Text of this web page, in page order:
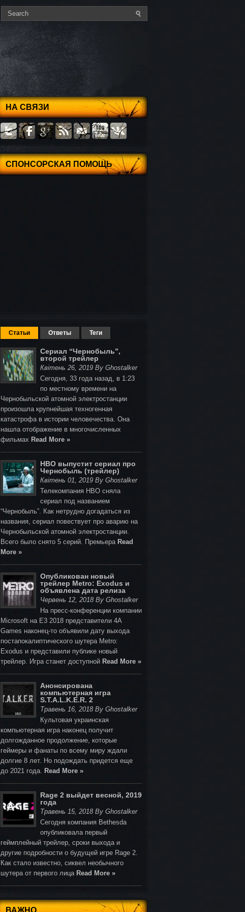
НА СВЯЗИ
СПОНСОРСКАЯ ПОМОЩЬ
Статьи Ответы Теги
Сериал “Чернобыль”,
второй трейлер
Квітень 26, 2019 By Ghostalker
Сегодня, 33 года назад, в 1:23
по местному времени на
Чернобыльской атомной электростанции
произошла крупнейшая техногенная
катастрофа в истории человечества. Она
нашла отображение в многочисленных
фильмах Read More »
HBO выпустит сериал про
Чернобыль (трейлер)
Квітень 01, 2019 By Ghostalker
Телекомпания HBO сняла
сериал под названием
“Чернобыль”. Как нетрудно догадаться из
названия, сериал повествует про аварию на
Чернобыльской атомной электростанции.
Всего было снято 5 серий. Премьера Read
More »
Опубликован новый
трейлер Metro: Exodus и
объявлена дата релиза
Червень 12, 2018 By Ghostalker
На пресс-конференции компании
Microsoft на E3 2018 представители 4A
Games наконец-то объявили дату выхода
постапокалиптического шутера Metro:
Exodus и представили публике новый
трейлер. Игра станет доступной Read More »
Анонсирована
компьютерная игра
S.T.A.L.K.E.R. 2
Травень 16, 2018 By Ghostalker
Культовая украинская
компьютерная игра наконец получит
долгожданное продолжение, которые
геймеры и фанаты по всему миру ждали
долгие 8 лет. Но подождать придется еще
до 2021 года. Read More »
Rage 2 выйдет весной, 2019
года
Травень 15, 2018 By Ghostalker
Cегодня компания Bethesda
опубликовала первый
геймплейный трейлер, сроки выхода и
другие подробности о будущей игре Rage 2.
Как стало известно, сиквел необычного
шутера от первого лица Read More »
ВАЖНО